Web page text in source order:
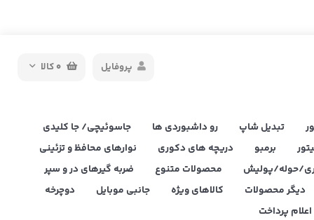
0کالا پروفایل
تبدیل شاپ رو داشبوردی ها
جاسوئیچی/ جا کلیدی
برمبو دریچه های دکوری
نوارهای محافظ و تزئینی
حوله/پولیش محصولات متنوع
ضربه گیرهای در و سپر
دیگر محصولات کالاهای ویژه جانبی موبایل
دوچرخه
پرداخت